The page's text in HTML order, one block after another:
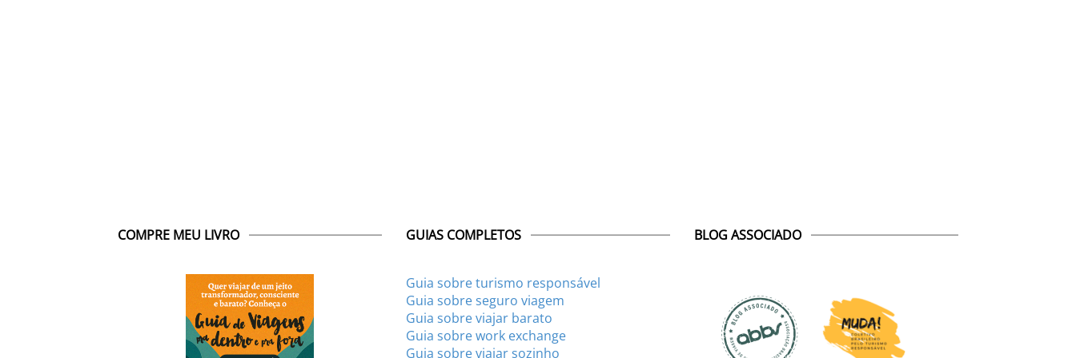
COMPRE MEU LIVRO GUIAS COMPLETOS
Guia sobre turismo responsável
Guia sobre seguro viagem
Guia sobre viajar barato
Guia sobre work exchange
Guia sobre viajar sozinho
BLOG ASSOCIADO